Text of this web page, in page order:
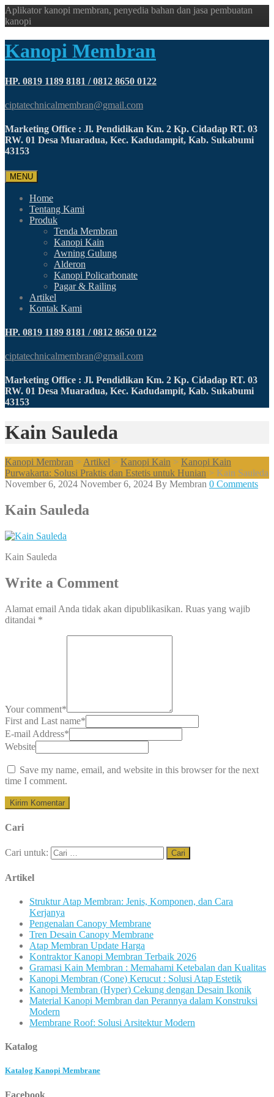
Aplikator kanopi membran, penyedia bahan dan jasa pembuatan
kanopi
Kanopi Membran
HP. 0819 1189 8181 / 0812 8650 0122
ciptatechnicalmembran@gmail.com
Marketing Office : Jl. Pendidikan Km. 2 Kp. Cidadap RT. 03
RW. 01 Desa Muaradua, Kec. Kadudampit, Kab. Sukabumi
43153
MENU
Home
Tentang Kami
Produk
Tenda Membran
Kanopi Kain
Awning Gulung
Alderon
Kanopi Policarbonate
Pagar & Railing
Artikel
Kontak Kami
HP. 0819 1189 8181 / 0812 8650 0122
ciptatechnicalmembran@gmail.com
Marketing Office : Jl. Pendidikan Km. 2 Kp. Cidadap RT. 03
RW. 01 Desa Muaradua, Kec. Kadudampit, Kab. Sukabumi
43153
Kain Sauleda
Kanopi Membran > Artikel > Kanopi Kain > Kanopi Kain
Purwakarta: Solusi Praktis dan Estetis untuk Hunian > Kain Sauleda
November 6, 2024 November 6, 2024 By Membran 0 Comments
Kain Sauleda
Kain Sauleda
Write a Comment
Alamat email Anda tidak akan dipublikasikan. Ruas yang wajib
ditandai *
Your comment*
First and Last name*
E-mail Address*
Website
Save my name, email, and website in this browser for the next
time I comment.
Cari
Cari untuk:
Artikel
Struktur Atap Membran: Jenis, Komponen, dan Cara
Kerjanya
Pengenalan Canopy Membrane
Tren Desain Canopy Membrane
Atap Membran Update Harga
Kontraktor Kanopi Membran Terbaik 2026
Gramasi Kain Membran : Memahami Ketebalan dan Kualitas
Kanopi Membran (Cone) Kerucut : Solusi Atap Estetik
Kanopi Membran (Hyper) Cekung dengan Desain Ikonik
Material Kanopi Membran dan Perannya dalam Konstruksi
Modern
Membrane Roof: Solusi Arsitektur Modern
Katalog
Katalog Kanopi Membrane
Facebook